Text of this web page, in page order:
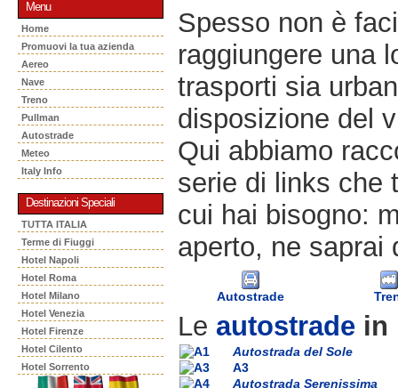
Menu
Home
Promuovi la tua azienda
Aereo
Nave
Treno
Pullman
Autostrade
Meteo
Italy Info
Destinazioni Speciali
TUTTA ITALIA
Terme di Fiuggi
Hotel Napoli
Hotel Roma
Hotel Milano
Hotel Venezia
Hotel Firenze
Hotel Cilento
Hotel Sorrento
Spesso non è
raggiungere una
trasporti sia
disposizione del
Qui abbiamo
serie di links che
cui hai bisogno:
aperto, ne saprai
Autostrade
Le autostrade in
Autostrada del Sole
A3
Autostrada Serenissima